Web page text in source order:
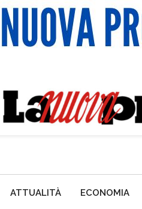
ATTUALITÀ ECONOMIA